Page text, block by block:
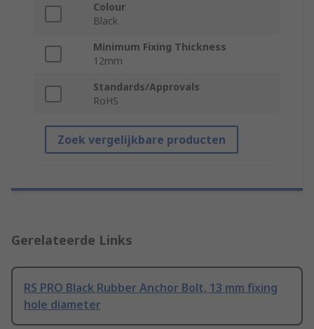
Colour
Black
Minimum Fixing Thickness
12mm
Standards/Approvals
RoHS
Zoek vergelijkbare producten
Gerelateerde Links
RS PRO Black Rubber Anchor Bolt, 13 mm fixing
hole diameter